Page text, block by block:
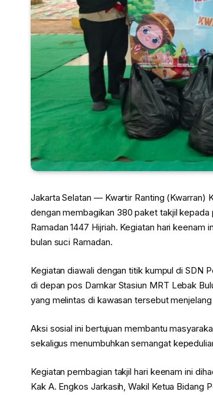
Jakarta Selatan — Kwartir Ranting (Kwarran)
dengan membagikan 380 paket takjil kepada
Ramadan 1447 Hijriah. Kegiatan hari
bulan suci Ramadan.
Kegiatan diawali dengan titik kumpul di SDN
di depan pos Damkar Stasiun MRT Lebak
yang melintas di kawasan tersebut
Aksi sosial ini bertujuan membantu
sekaligus menumbuhkan semangat
Kegiatan pembagian takjil hari keenam ini
Kak A. Engkos Jarkasih, Wakil Ketua Bidang